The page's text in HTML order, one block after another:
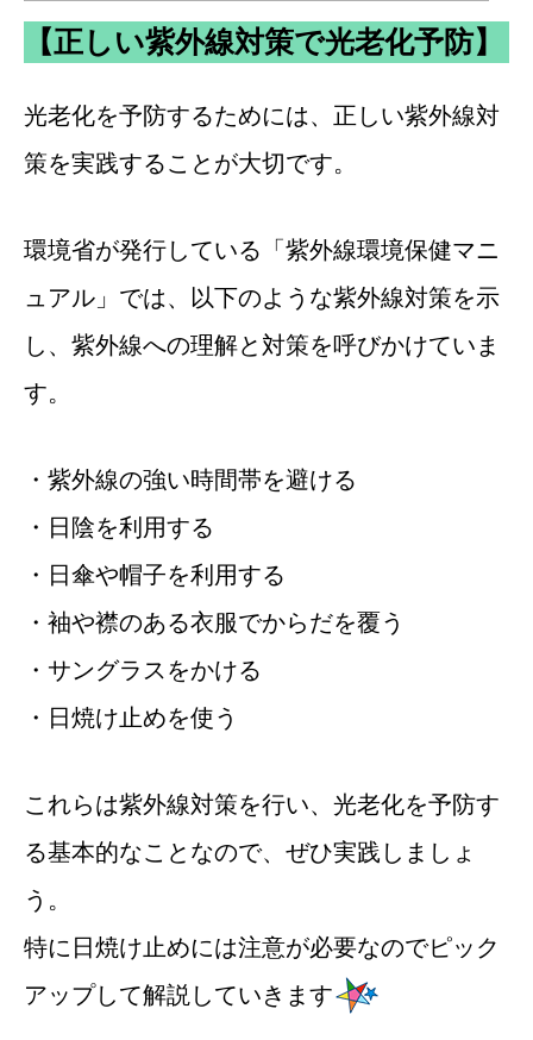
【正しい紫外線対策で光老化予防】
光老化を予防するためには、正しい紫外線対
策を実践することが大切です。
環境省が発行している「紫外線環境保健マニ
ュアル」では、以下のような紫外線対策を示
し、紫外線への理解と対策を呼びかけていま
す。
・紫外線の強い時間帯を避ける
・日陰を利用する
・日傘や帽子を利用する
・袖や襟のある衣服でからだを覆う
・サングラスをかける
・日焼け止めを使う
これらは紫外線対策を行い、光老化を予防す
る基本的なことなので、ぜひ実践しましょ
う。
特に日焼け止めには注意が必要なのでピック
アップして解説していきます